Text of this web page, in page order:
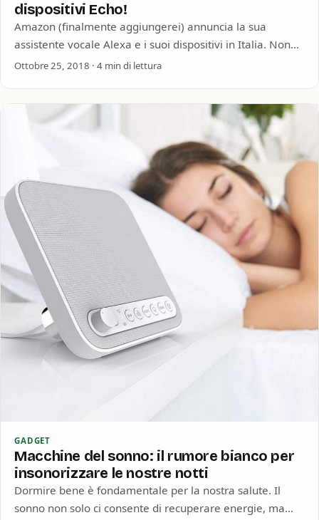
dispositivi Echo!
Amazon (finalmente aggiungerei) annuncia la sua
assistente vocale Alexa e i suoi dispositivi in Italia. Non
solo smart speaker, ma anche prodotti…
Ottobre 25, 2018 · 4 min di lettura
GADGET
Macchine del sonno: il rumore bianco per
insonorizzare le nostre notti
Dormire bene è fondamentale per la nostra salute. Il
sonno non solo ci consente di recuperare energie, ma